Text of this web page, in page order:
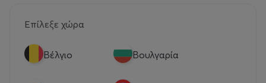
Επίλεξε χώρα
Βέλγιο Βουλγαρία